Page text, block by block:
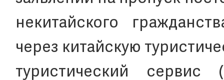
некитайского
через китайскую
туристический сервис